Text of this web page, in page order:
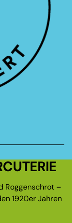
Roggenschrot –
1920er Jahren